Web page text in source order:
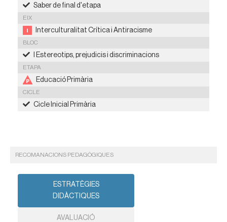
Saber de final d'etapa
EIX
Interculturalitat Crítica i Antiracisme
BLOC
I Estereotips, prejudicis i discriminacions
ETAPA
Educació Primària
CICLE
Cicle Inicial Primària
RECOMANACIONS PEDAGÒGIQUES
ESTRATÈGIES
DIDÀCTIQUES
AVALUACIÓ